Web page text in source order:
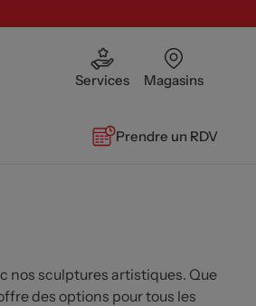
Services Magasins
Prendre un RDV
nos sculptures artistiques. Que
des options pour tous les